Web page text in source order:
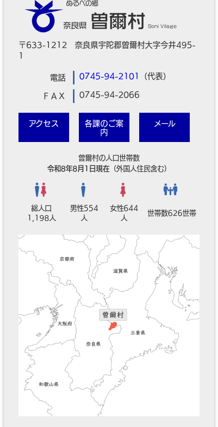
〒633-1212 奈良県宇陀郡曽爾村大字今井495-
1
電話 0745-94-2101 （代表）
ＦＡＸ 0745-94-2066
アクセス
各課のご案
内
メール
曽爾村の人口世帯数
令和8年8月1日現在 （外国人住民含む）
総人口
1,198人
男性554
人
女性644
人
世帯数626世帯